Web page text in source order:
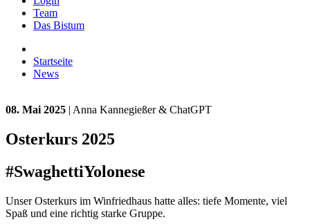
Team
Das Bistum
Startseite
News
08. Mai 2025 | Anna Kannegießer & ChatGPT
Osterkurs 2025
#SwaghettiYolonese
Unser Osterkurs im Winfriedhaus hatte alles: tiefe Momente, viel
Spaß und eine richtig starke Gruppe.